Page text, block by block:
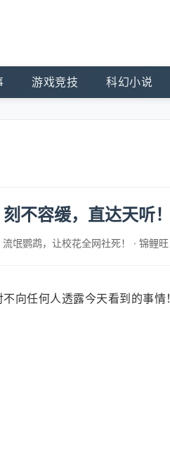
游戏竞技 科幻小说
不容缓，直达天听
氓鹦鹉，让校花全网社死！ · 锦鲤旺
向任何人透露今天看到的事情